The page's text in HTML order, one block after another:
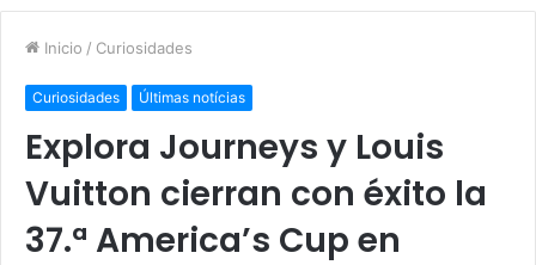
Inicio / Curiosidades
Curiosidades Últimas notícias
Explora Journeys y Louis
Vuitton cierran con éxito la
37.ª America’s Cup en